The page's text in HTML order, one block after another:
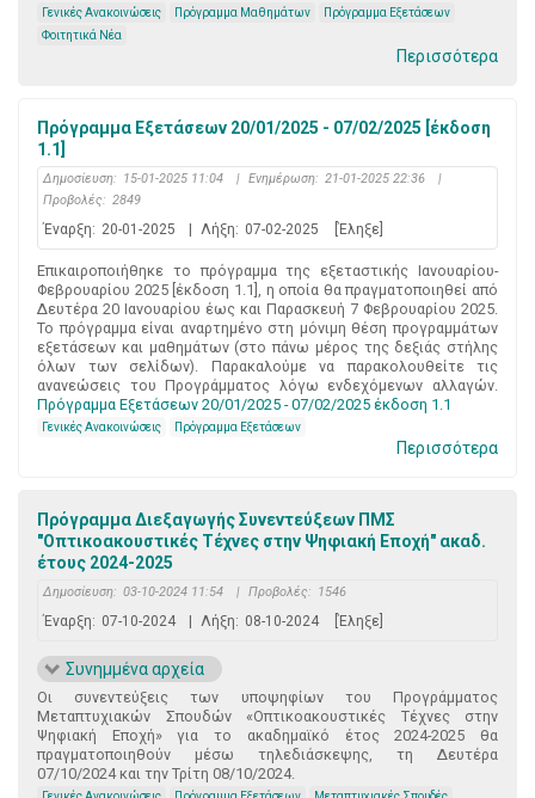
Γενικές Ανακοινώσεις Πρόγραμμα Μαθημάτων
Πρόγραμμα Εξετάσεων
Φοιτητικά Νέα
Περισσότερα
Πρόγραμμα Εξετάσεων 20/01/2025 - 07/02/2025 [έκδοση
1.1]
Δημοσίευση: 15-01-2025 11:04 | Ενημέρωση: 21-01-2025 22:36
|
Προβολές: 2849
Έναρξη: 20-01-2025 | Λήξη: 07-02-2025 [Έληξε]
Επικαιροποιήθηκε το πρόγραμμα της εξεταστικής Ιανουαρίου-
Φεβρουαρίου 2025 [έκδοση 1.1], η οποία θα πραγματοποιηθεί από
Δευτέρα 20 Ιανουαρίου έως και Παρασκευή 7 Φεβρουαρίου 2025.
Το πρόγραμμα είναι αναρτημένο στη μόνιμη θέση προγραμμάτων
εξετάσεων και μαθημάτων (στο πάνω μέρος της δεξιάς στήλης
όλων των σελίδων). Παρακαλούμε να παρακολουθείτε τις
ανανεώσεις του Προγράμματος λόγω ενδεχόμενων αλλαγών.
Πρόγραμμα Εξετάσεων 20/01/2025 - 07/02/2025 έκδοση 1.1
Γενικές Ανακοινώσεις Πρόγραμμα Εξετάσεων
Περισσότερα
Πρόγραμμα Διεξαγωγής Συνεντεύξεων ΠΜΣ
"Οπτικοακουστικές Τέχνες στην Ψηφιακή Εποχή" ακαδ.
έτους 2024-2025
Δημοσίευση: 03-10-2024 11:54 | Προβολές: 1546
Έναρξη: 07-10-2024 | Λήξη: 08-10-2024 [Έληξε]
Συνημμένα αρχεία
Οι συνεντεύξεις των υποψηφίων του Προγράμματος
Μεταπτυχιακών Σπουδών «Οπτικοακουστικές Τέχνες στην
Ψηφιακή Εποχή» για το ακαδημαϊκό έτος 2024-2025 θα
πραγματοποιηθούν μέσω τηλεδιάσκεψης, τη Δευτέρα
07/10/2024 και την Τρίτη 08/10/2024.